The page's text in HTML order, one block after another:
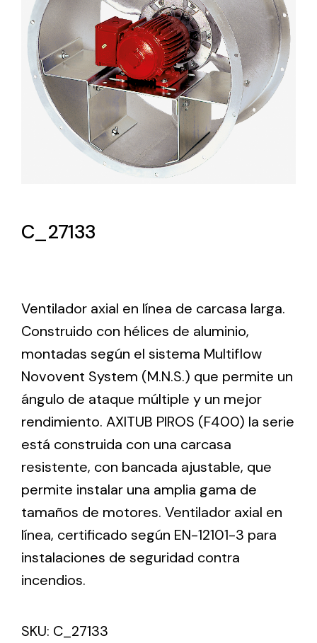
Lighting and Electrical
Equipment
Complete solutions in lighting and electrical
material for each project and need
Amplia gama de ventiladores y equipos de
Ventilation
The incorporation of Novovent into the group
meant a greater offer of ventilation products for
different uses
Iluminación Solar
Variedad de soluciones solares para todo tipo
de necesidades.
C_27133
Ventilador axial en línea de carcasa larga.
Construido con hélices de aluminio,
montadas según el sistema Multiflow
Novovent System (M.N.S.) que permite un
ángulo de ataque múltiple y un mejor
rendimiento. AXITUB PIROS (F400) la serie
está construida con una carcasa
resistente, con bancada ajustable, que
permite instalar una amplia gama de
tamaños de motores. Ventilador axial en
línea, certificado según EN-12101-3 para
instalaciones de seguridad contra
incendios.
SKU: C_27133